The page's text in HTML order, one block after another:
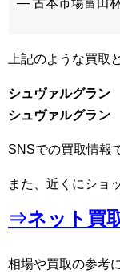
— 古本市場富田
上記のような買取
シュヴァルグラ
シュヴァルグラ
SNSでの買取情報
また、近くにショ
⇒ネット買
相場や買取の参考